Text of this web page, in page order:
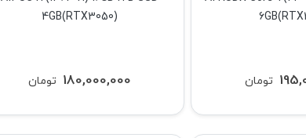
تومان
4GB(RTX3050)
تومان 180,000,000